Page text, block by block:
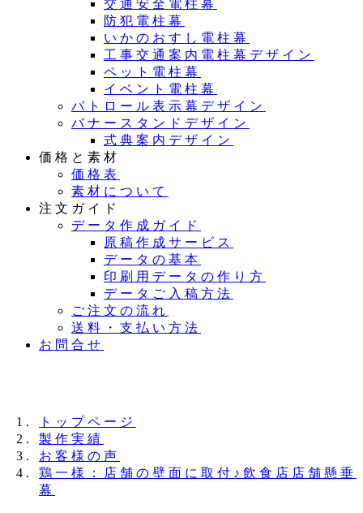
交通安全電柱幕
防犯電柱幕
いかのおすし電柱幕
工事交通案内電柱幕デザイン
ペット電柱幕
イベント電柱幕
パトロール表示幕デザイン
バナースタンドデザイン
式典案内デザイン
価格と素材
価格表
素材について
注文ガイド
データ作成ガイド
原稿作成サービス
データの基本
印刷用データの作り方
データご入稿方法
ご注文の流れ
送料・支払い方法
お問合せ
トップページ
製作実績
お客様の声
鶏一様：店舗の壁面に取付♪飲食店店舗懸垂
幕